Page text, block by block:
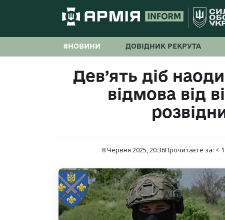
#НОВИНИ ДОВІДНИК РЕКРУТА
Дев’ять діб
відмова від
8 Червня 2025, 20:36Прочитаєте за: < 1